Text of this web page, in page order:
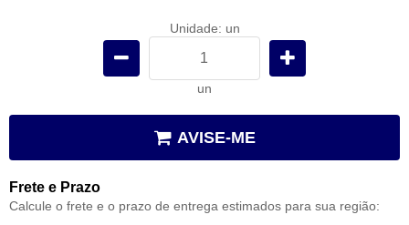
Unidade: un
un
AVISE-ME
Frete e Prazo
Calcule o frete e o prazo de entrega estimados para sua região: